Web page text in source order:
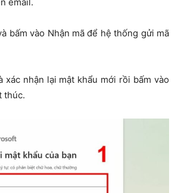
xác nhận lại mật khẩu mới rồi bấm vào
thúc.